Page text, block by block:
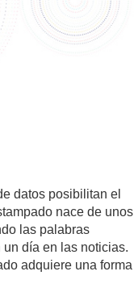
datos posibilitan el
nace de unos
las palabras
día en las noticias.
adquiere una forma